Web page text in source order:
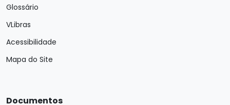
Glossário
VLibras
Acessibilidade
Mapa do Site
Documentos